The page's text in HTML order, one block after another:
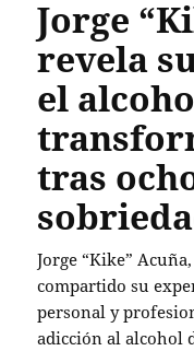
Jorge
revela
el
tras
Jorge “Kike”
compartido su
personal y
adicción al alcohol